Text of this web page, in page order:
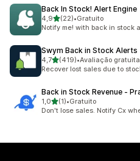
Back In Stock! Alert Engine
4,9de 5 estrelas
(22)
22 total de avaliações
•Gratuito
Notify me! with back in stock
Swym Back in Stock Alerts
4,7de 5 estrelas
(419)
419 total de avaliações
•Avaliação
Recover lost sales due to
Back in Stock Revenue ‑
1,0de 5 estrelas
(1)
1 total de avaliações
•Gratuito
Don't lose sales. Notify Cx